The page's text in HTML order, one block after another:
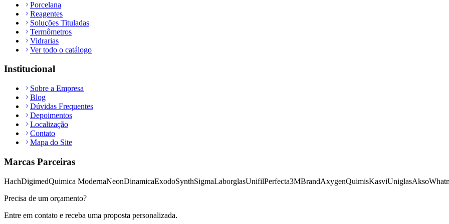
Porcelana
Reagentes
Soluções Tituladas
Termômetros
Vidrarias
Ver todo o catálogo
Institucional
Sobre a Empresa
Blog
Dúvidas Frequentes
Depoimentos
Localização
Contato
Mapa do Site
Marcas Parceiras
HachDigimedQuimica ModernaNeonDinamicaExodoSynthSigmaLaborglasUnifilPerfecta3MBrandAxygenQuimisKasviUniglasAkso
Precisa de um orçamento?
Entre em contato e receba uma proposta personalizada.